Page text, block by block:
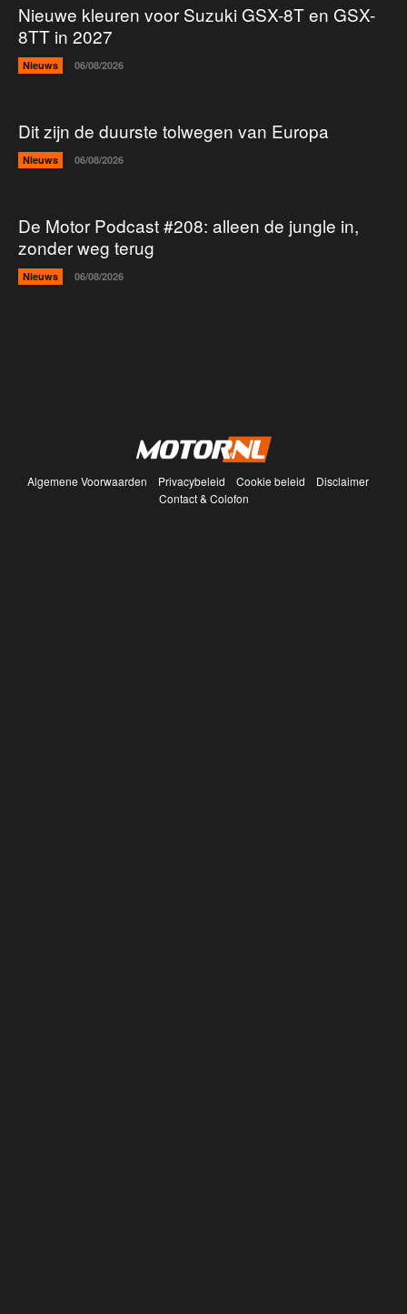
Nieuwe kleuren voor Suzuki GSX-8T en GSX-
8TT in 2027
Nieuws 06/08/2026
Dit zijn de duurste tolwegen van Europa
Nieuws 06/08/2026
De Motor Podcast #208: alleen de jungle in,
zonder weg terug
Nieuws 06/08/2026
Algemene Voorwaarden Privacybeleid Cookie beleid
Disclaimer
Contact & Colofon